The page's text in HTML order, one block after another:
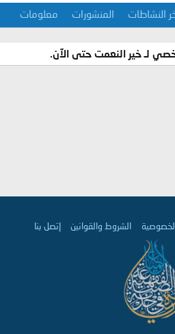
النشاطات المنشورات معلومات
لـ خير النعمت حتى الآن.
الشروط والقوانين إتصل بنا